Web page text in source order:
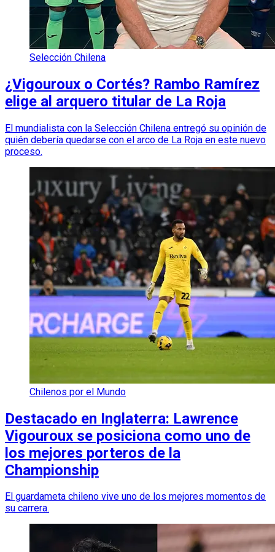
Selección Chilena
¿Vigouroux o Cortés? Rambo Ramírez
elige al arquero titular de La Roja
El mundialista con la Selección Chilena entregó su opinión de
quién debería quedarse con el arco de La Roja en este nuevo
proceso.
Chilenos por el Mundo
Destacado en Inglaterra: Lawrence
Vigouroux se posiciona como uno de
los mejores porteros de la
Championship
El guardameta chileno vive uno de los mejores momentos de
su carrera.